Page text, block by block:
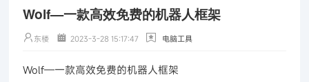
Wolf—一款高效免费的机器人框架
东楼 2023-3-28 15:17:47 电脑工具
Wolf—一款高效免费的机器人框架